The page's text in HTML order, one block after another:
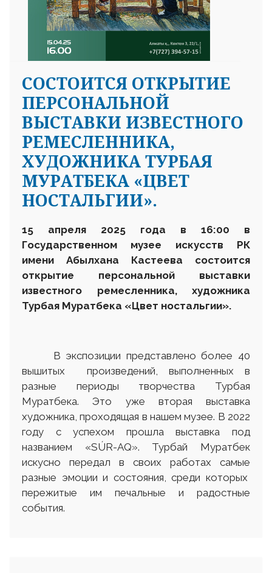
СОСТОИТСЯ ОТКРЫТИЕ
ПЕРСОНАЛЬНОЙ
ВЫСТАВКИ ИЗВЕСТНОГО
РЕМЕСЛЕННИКА,
ХУДОЖНИКА ТУРБАЯ
МУРАТБЕКА «ЦВЕТ
НОСТАЛЬГИИ».
15 апреля 2025 года в 16:00 в
Государственном музее искусств РК
имени Абылхана Кастеева состоится
открытие персональной выставки
известного ремесленника, художника
Турбая Муратбека «Цвет ностальгии».
В экспозиции представлено более 40
вышитых произведений, выполненных в
разные периоды творчества Турбая
Муратбека. Это уже вторая выставка
художника, проходящая в нашем музее. В 2022
году с успехом прошла выставка под
названием «SÚR-AQ». Турбай Муратбек
искусно передал в своих работах самые
разные эмоции и состояния, среди которых
пережитые им печальные и радостные
события.